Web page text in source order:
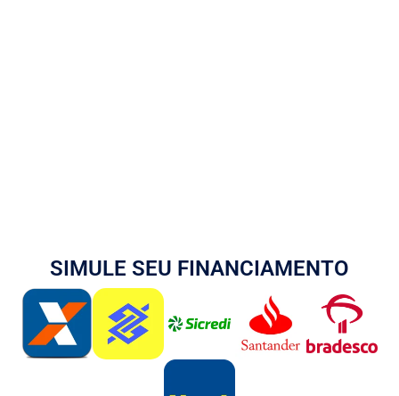
SIMULE SEU FINANCIAMENTO